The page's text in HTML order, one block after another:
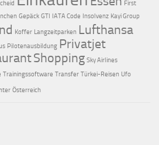
First
Gepäck GTI IATA Code Insolvenz Kayi Group
Koffer Langzeitparken Lufthansa
Pilotenausbildung Privatjet
Shopping Sky Airlines
Trainingssoftware Transfer Türkei-Reisen Ufo
Österreich